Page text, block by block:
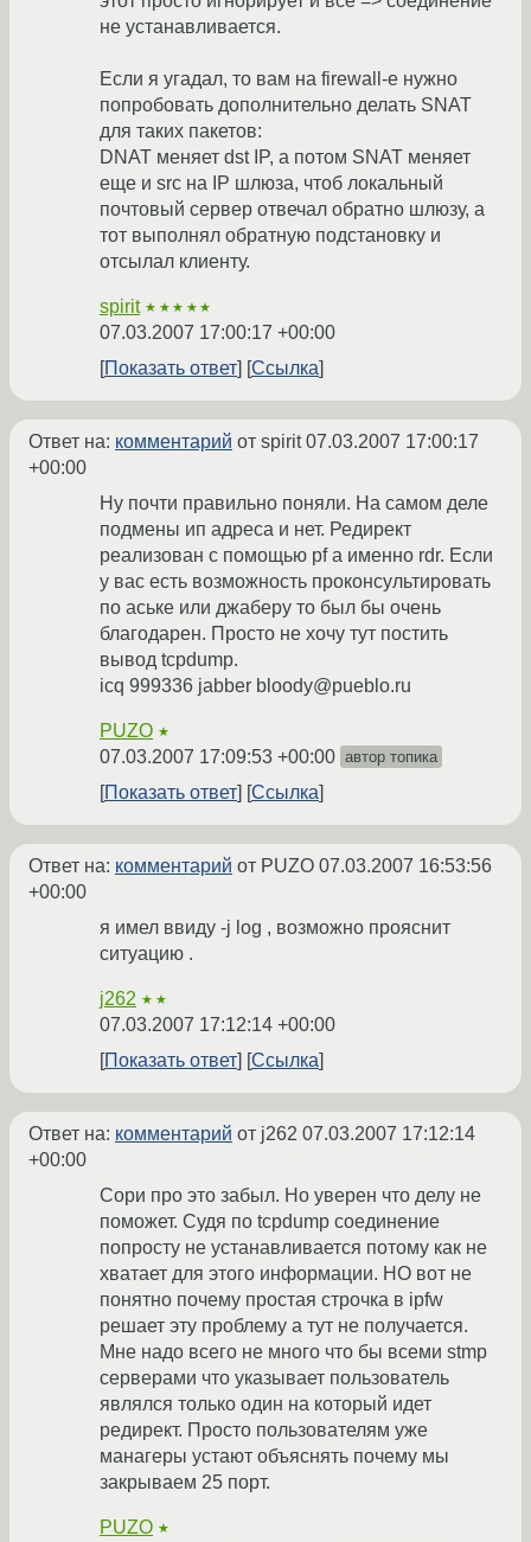
не устанавливается.
Если я угадал, то вам на firewall-е нужно
попробовать дополнительно делать SNAT
для таких пакетов:
DNAT меняет dst IP, а потом SNAT меняет
еще и src на IP шлюза, чтоб локальный
почтовый сервер отвечал обратно шлюзу, а
тот выполнял обратную подстановку и
отсылал клиенту.
spirit ★★★★★
07.03.2007 17:00:17 +00:00
Показать ответ
Ссылка
Ответ на: комментарий от spirit07.03.2007 17:00:17
+00:00
Ну почти правильно поняли. На самом деле
подмены ип адреса и нет. Редирект
реализован с помощью pf а именно rdr. Если
у вас есть возможность проконсультировать
по аське или джаберу то был бы очень
благодарен. Просто не хочу тут постить
вывод tcpdump.
icq 999336 jabber bloody@pueblo.ru
PUZO ★
07.03.2007 17:09:53 +00:00 автор топика
Показать ответ Ссылка
Ответ на: комментарий от PUZO 07.03.2007 16:53:56
+00:00
я имел ввиду -j log , возможно прояснит
ситуацию .
j262 ★★
07.03.2007 17:12:14 +00:00
Показать ответ
Ссылка
Ответ на: комментарий от j262 07.03.2007 17:12:14
+00:00
Сори про это забыл. Но уверен что делу не
поможет. Судя по tcpdump соединение
попросту не устанавливается потому как не
хватает для этого информации. НО вот не
понятно почему простая строчка в ipfw
решает эту проблему а тут не получается.
Мне надо всего не много что бы всеми stmp
серверами что указывает пользователь
являлся только один на который идет
редирект. Просто пользователям уже
манагеры устают объяснять почему мы
закрываем 25 порт.
PUZO ★